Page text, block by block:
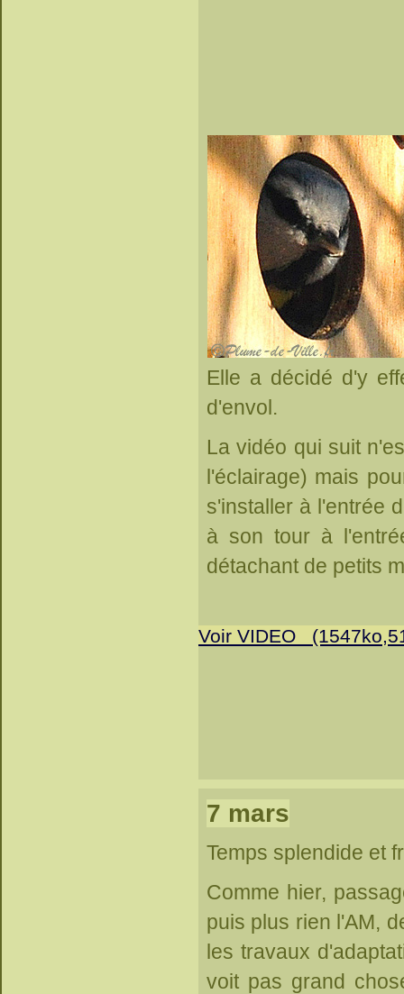
Elle a décidé d'y
d'envol.
La vidéo qui suit
l'éclairage) mais
s'installer à l'entrée
à son tour à
détachant de petits
Voir VIDEO
7 mars
Temps splendide et
Comme hier,
puis plus rien l'AM,
les travaux
voit pas grand